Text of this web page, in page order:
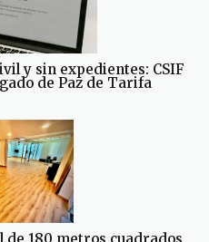
y sin expedientes: CSIF
de Paz de Tarifa